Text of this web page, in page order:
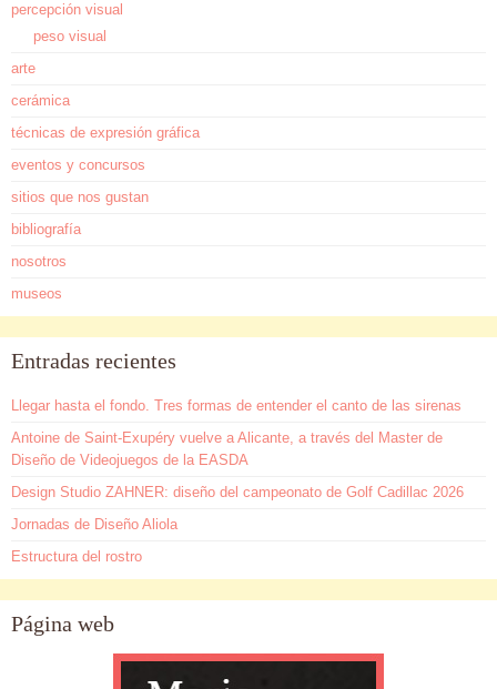
percepción visual
peso visual
arte
cerámica
técnicas de expresión gráfica
eventos y concursos
sitios que nos gustan
bibliografía
nosotros
museos
Entradas recientes
Llegar hasta el fondo. Tres formas de entender el canto de las sirenas
Antoine de Saint-Exupéry vuelve a Alicante, a través del Master de
Diseño de Videojuegos de la EASDA
Design Studio ZAHNER: diseño del campeonato de Golf Cadillac 2026
Jornadas de Diseño Aliola
Estructura del rostro
Página web